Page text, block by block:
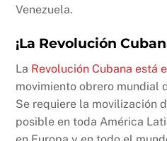
Venezuela.
¡La Revolución
La Revolución Cubana está
movimiento obrero mundial
Se requiere la movilización
posible en toda América